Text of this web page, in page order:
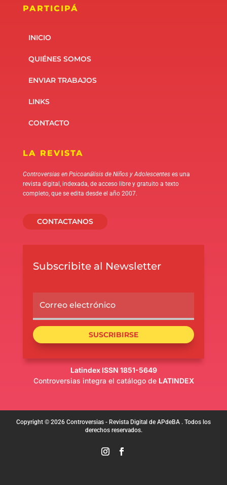
PARTICIPÁ
INICIO
QUIÉNES SOMOS
ENVIAR TRABAJOS
LINKS
CONTACTO
LA REVISTA
Controversias en Psicoanálisis de Niños y Adolescenteses una
revista digital, indexada, de acceso libre y gratuito a texto
completo, que se edita desde el año 2007.
CONTACTANOS
Subscribite al Newsletter
SUSCRIBIRSE
Latindex ISSN 1851-5649
Controversias integra el catálogo de LATINDEX
Copyright © 2026 Controversias - Revista Digital de APdeBA . Todos los
derechos reservados.